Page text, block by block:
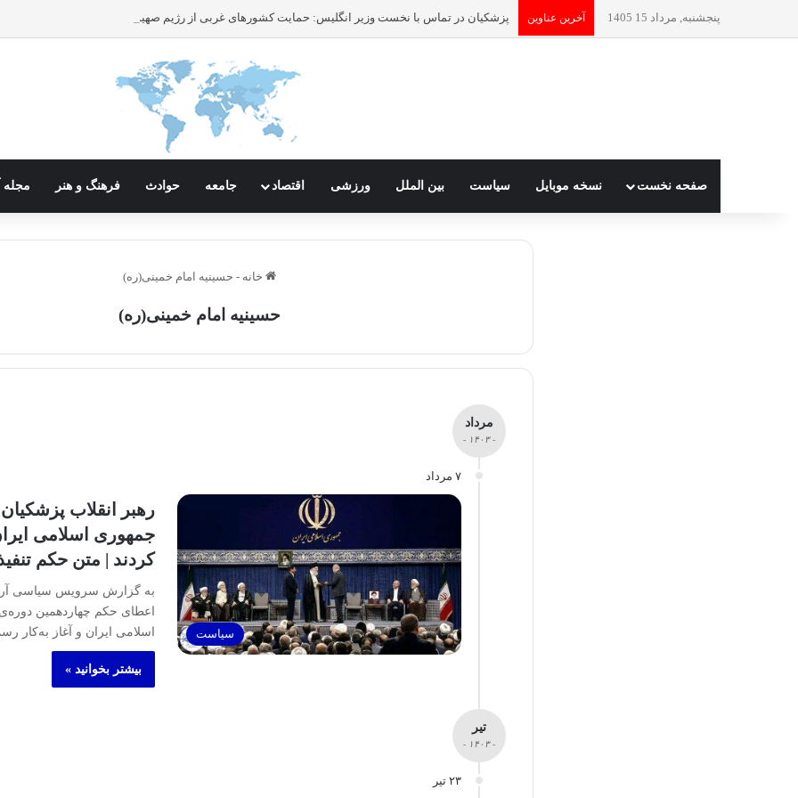
پنجشنبه, مرداد 15 1405 آخرین عناوین
صفحه نخست نسخه موبایل سیاست بین الملل ورزشی اقتصاد جامعه حوادث فرهنگ و هنر مجله
خانه - حسینیه امام خمینی(ره)
حسینیه امام خمینی(ره)
مرداد
- ۱۴۰۳ -
۷ مرداد
سیاست
رهبر انقلاب
جمهوری اسلامی
کردند | متن حکم
به گزارش سرویس سیاسی
اعطای حکم چهاردهمین
اسلامی ایران و آغاز به‌کار
بیشتر بخوانید »
تیر
- ۱۴۰۳ -
۲۳ تیر